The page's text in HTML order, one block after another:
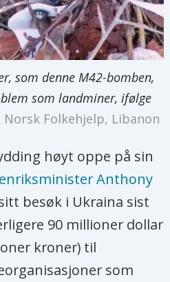
som denne M42-bomben,
som landminer, ifølge
Norsk Folkehjelp, Libanon
høyt oppe på sin
Anthony
besøk i Ukraina sist
90 millioner dollar
kroner) til
som